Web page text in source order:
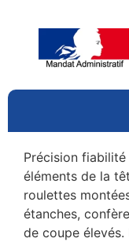
Précision
éléments de la
roulettes
étanches,
de coupe